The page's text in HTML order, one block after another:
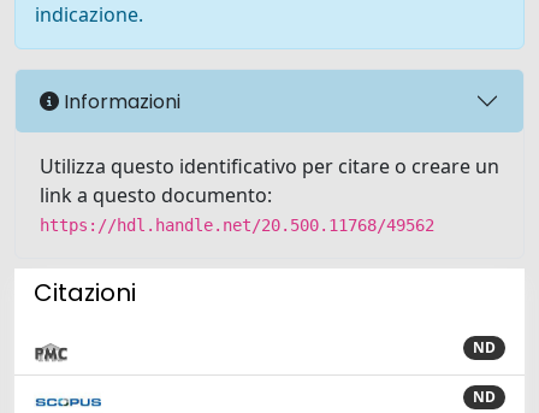
indicazione.
Informazioni
Utilizza questo identificativo per citare o creare un
link a questo documento:
https://hdl.handle.net/20.500.11768/49562
Citazioni
ND
ND